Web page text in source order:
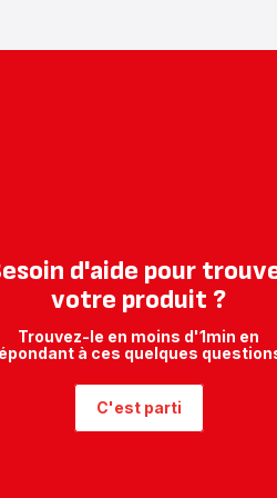
d'aide pour
votre produit ?
Trouvez-le en moins d'1min en
à ces quelques
C'est parti